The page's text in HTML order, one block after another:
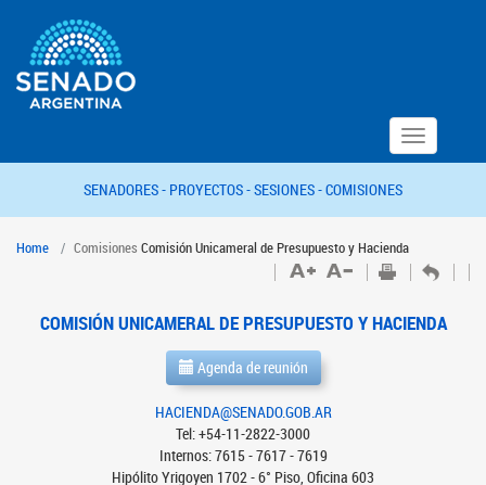
Toggle
navigation
SENADORES - PROYECTOS -SESIONES -COMISIONES
Home Comisiones Comisión Unicameral de Presupuesto y Hacienda
COMISIÓN UNICAMERAL DE PRESUPUESTO Y HACIENDA
Agenda de reunión
HACIENDA@SENADO.GOB.AR
Tel: +54-11-2822-3000
Internos: 7615 - 7617 - 7619
Hipólito Yrigoyen 1702 - 6° Piso, Oficina 603